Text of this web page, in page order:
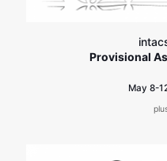
Provisional
May 8-